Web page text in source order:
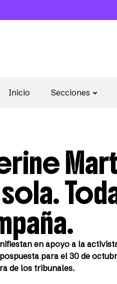
Inicio Secciones
en apoyo a la
para el 30 de
de los tribunales.